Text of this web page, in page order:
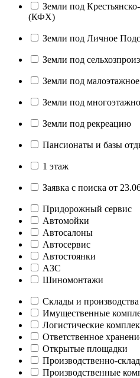
Земли под
(КФХ)
Земли под Личное
Земли под
Земли под
Земли под
Земли под рекреацию
Пансионаты и базы
1 этаж
Заявка с поиска от
Придорожный сервис
Автомойки
Автосалоны
Автосервис
Автостоянки
АЗС
Шиномонтажи
Склады и производства
Имущественные
Логистические
Ответственное
Открытые площадки
Производственно-
Производственные